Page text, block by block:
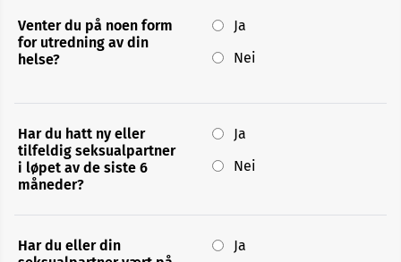
Venter du på noen form
for utredning av din
helse?
Ja
Nei
Har du hatt ny eller
tilfeldig seksualpartner
i løpet av de siste 6
måneder?
Ja
Nei
Har du eller din
Ja